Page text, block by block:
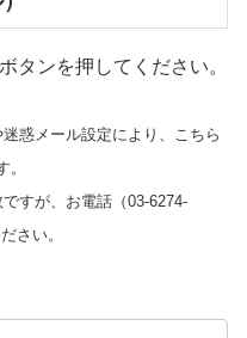
タンを押してください。
惑メール設定により、こちら
すが、お電話（03-6274-
さい。